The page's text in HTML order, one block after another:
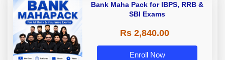
Bank Maha Pack for IBPS, RRB &
SBI Exams
Rs 2,840.00
Enroll Now